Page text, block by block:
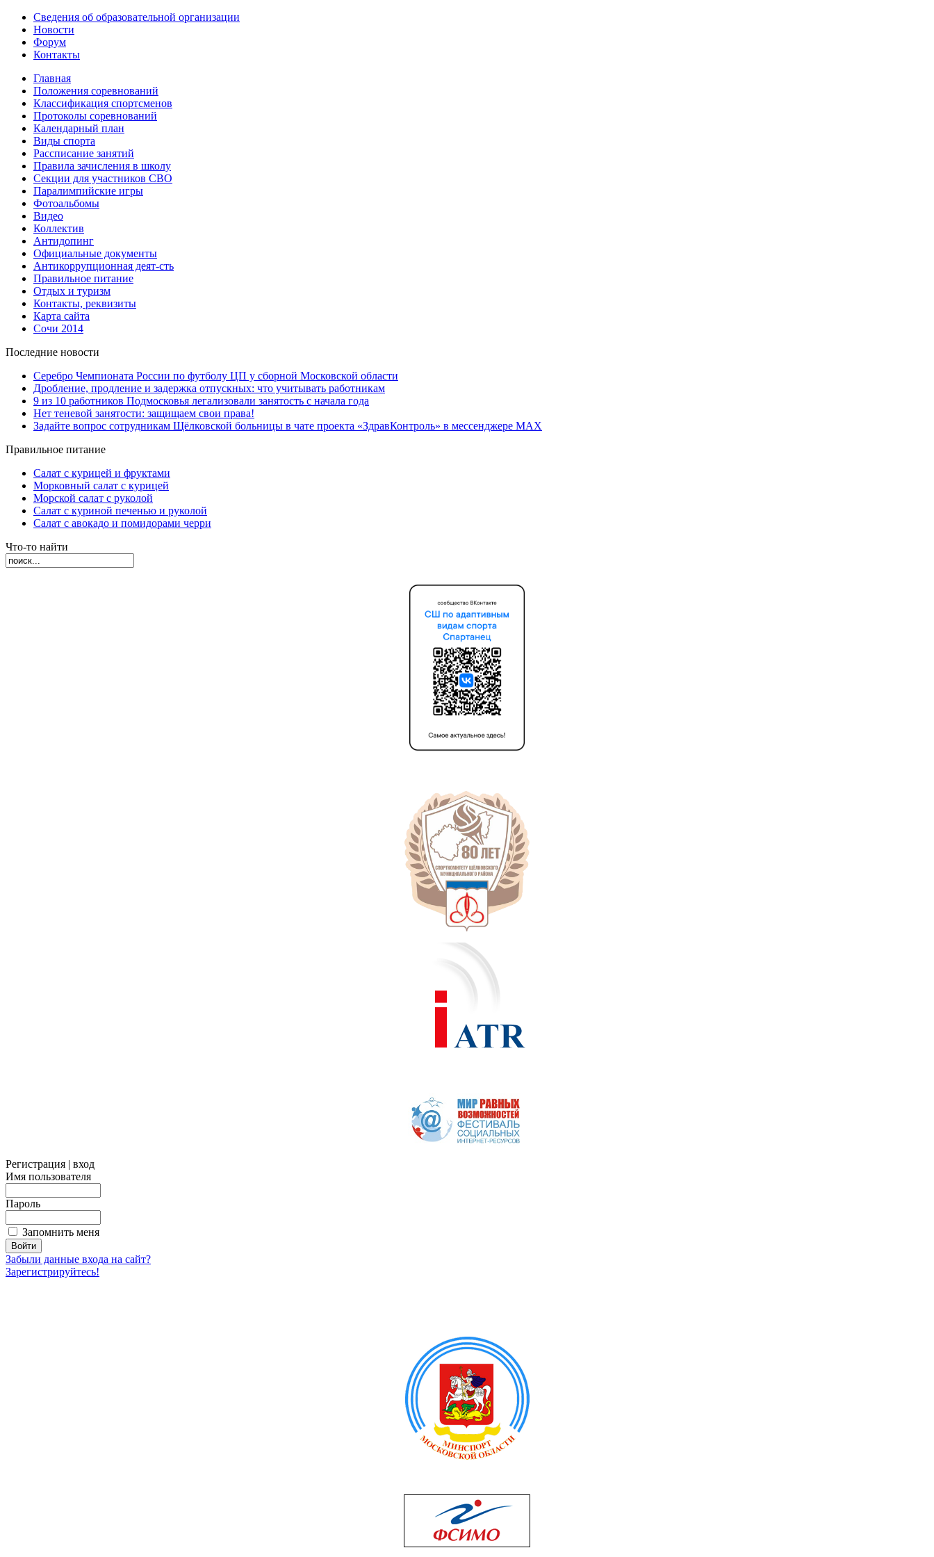
Сведения об образовательной организации
Новости
Форум
Контакты
Главная
Положения соревнований
Классификация спортсменов
Протоколы соревнований
Календарный план
Виды спорта
Рассписание занятий
Правила зачисления в школу
Секции для участников СВО
Паралимпийские игры
Фотоальбомы
Видео
Коллектив
Антидопинг
Официальные документы
Антикоррупционная деят-сть
Правильное питание
Отдых и туризм
Контакты, реквизиты
Карта сайта
Сочи 2014
Последние новости
Серебро Чемпионата России по футболу ЦП у сборной Московской области
Дробление, продление и задержка отпускных: что учитывать работникам
9 из 10 работников Подмосковья легализовали занятость с начала года
Нет теневой занятости: защищаем свои права!
Задайте вопрос сотрудникам Щёлковской больницы в чате проекта «ЗдравКонтроль» в мессенджере МАХ
Правильное питание
Салат с курицей и фруктами
Морковный салат с курицей
Морской салат с руколой
Салат с куриной печенью и руколой
Салат с авокадо и помидорами черри
Что-то найти
Регистрация | вход
Имя пользователя
Пароль
Запомнить меня
Забыли данные входа на сайт?
Зарегистрируйтесь!